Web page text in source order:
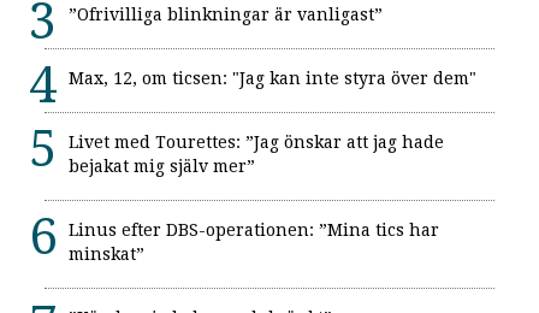
”Ofrivilliga blinkningar är vanligast”
Max, 12, om ticsen: "Jag kan inte styra över dem"
Livet med Tourettes: ”Jag önskar att jag hade
bejakat mig själv mer”
Linus efter DBS-operationen: ”Mina tics har
minskat”